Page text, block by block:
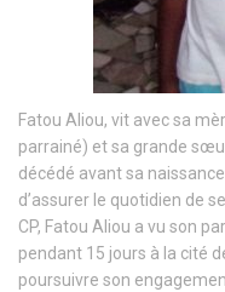
Fatou Aliou, vit avec sa
parrainé) et sa grande
décédé avant sa
d’assurer le quotidien de
CP, Fatou Aliou a vu son
pendant 15 jours à la cité
poursuivre son